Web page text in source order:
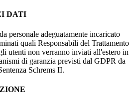
DATI
personale adeguatamente incaricato
quali Responsabili del Trattamento
utenti non verranno inviati all'estero in
di garanzia previsti dal GDPR da
Schrems II.